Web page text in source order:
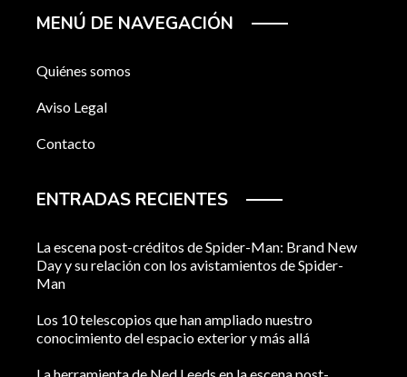
MENÚ DE NAVEGACIÓN
Quiénes somos
Aviso Legal
Contacto
ENTRADAS RECIENTES
La escena post-créditos de Spider-Man: Brand New
Day y su relación con los avistamientos de Spider-
Man
Los 10 telescopios que han ampliado nuestro
conocimiento del espacio exterior y más allá